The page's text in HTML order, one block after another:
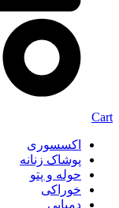
Cart
اکسسوری
پوشاک زنانه
حوله و پتو
خوراکی
دمپایی